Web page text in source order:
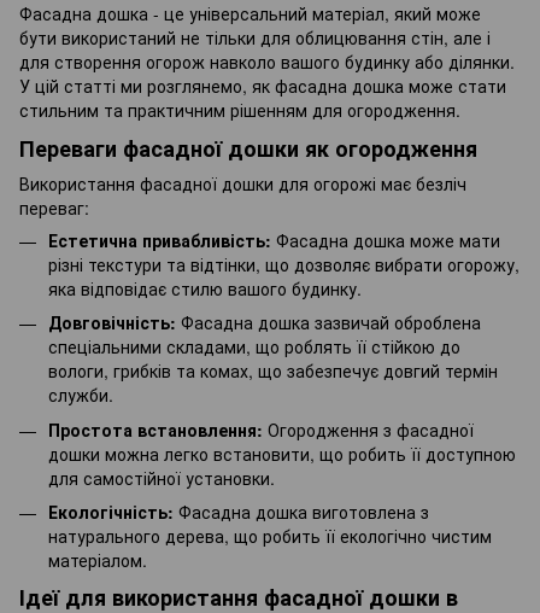
Фасадна дошка - це універсальний матеріал, який може
бути використаний не тільки для облицювання стін, але і
для створення огорож навколо вашого будинку або ділянки.
У цій статті ми розглянемо, як фасадна дошка може стати
стильним та практичним рішенням для огородження.
Переваги фасадної дошки як огородження
Використання фасадної дошки для огорожі має безліч
переваг:
Естетична привабливість: Фасадна дошка може мати
різні текстури та відтінки, що дозволяє вибрати огорожу,
яка відповідає стилю вашого будинку.
Довговічність: Фасадна дошка зазвичай оброблена
спеціальними складами, що роблять її стійкою до
вологи, грибків та комах, що забезпечує довгий термін
служби.
Простота встановлення: Огородження з фасадної
дошки можна легко встановити, що робить її доступною
для самостійної установки.
Екологічність: Фасадна дошка виготовлена з
натурального дерева, що робить її екологічно чистим
матеріалом.
Ідеї для використання фасадної дошки в